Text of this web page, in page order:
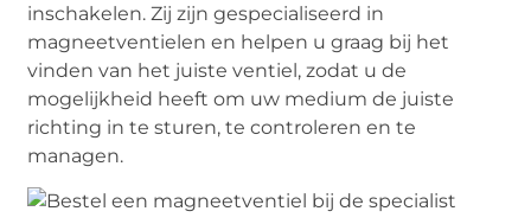
inschakelen. Zij zijn gespecialiseerd in
magneetventielen en helpen u graag bij het
vinden van het juiste ventiel, zodat u de
mogelijkheid heeft om uw medium de juiste
richting in te sturen, te controleren en te
managen.